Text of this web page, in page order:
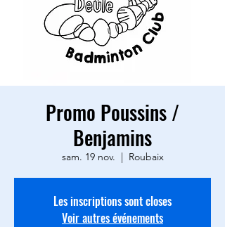
Promo Poussins /
Benjamins
sam. 19 nov.
  |
Roubaix
Les inscriptions sont closes
Voir autres événements